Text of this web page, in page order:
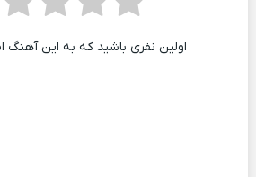
اولین نفری باشید که به این آهنگ